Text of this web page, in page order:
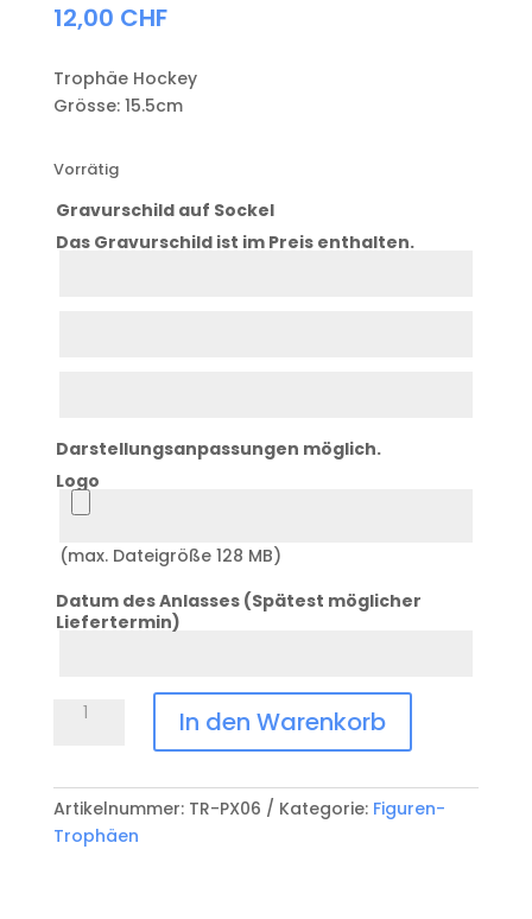
12,00 CHF
Trophäe Hockey
Grösse: 15.5cm
Vorrätig
Gravurschild auf Sockel
Das Gravurschild ist im Preis enthalten.
Darstellungsanpassungen möglich.
Logo
Logo
(max. Dateigröße 128 MB)
Datum des Anlasses (Spätest möglicher
Liefertermin)
Trophäe
PX06
Menge
In den Warenkorb
Artikelnummer: TR-PX06 Kategorie: Figuren-
Trophäen